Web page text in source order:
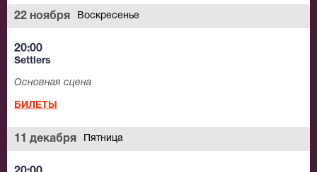
22 ноября Воскресенье
20:00
Settlers
Основная сцена
БИЛЕТЫ
11 декабря Пятница